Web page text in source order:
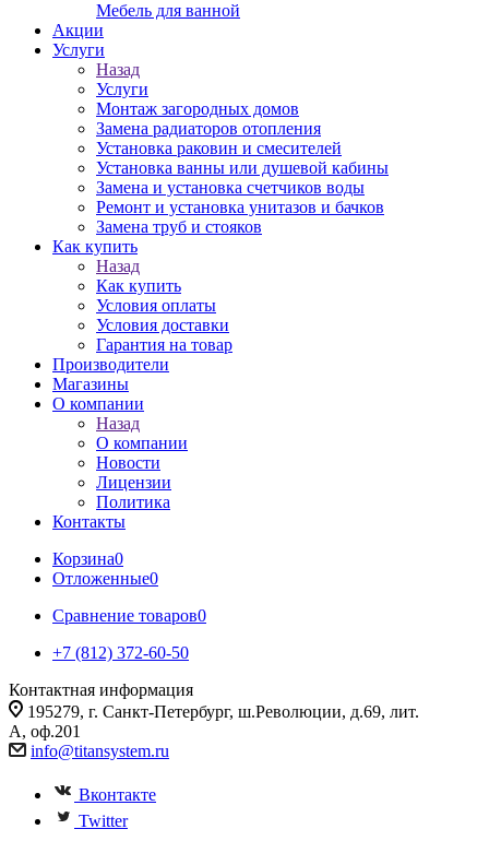
Мебель для ванной
Акции
Услуги
Назад
Услуги
Монтаж загородных домов
Замена радиаторов отопления
Установка раковин и смесителей
Установка ванны или душевой кабины
Замена и установка счетчиков воды
Ремонт и установка унитазов и бачков
Замена труб и стояков
Как купить
Назад
Как купить
Условия оплаты
Условия доставки
Гарантия на товар
Производители
Магазины
О компании
Назад
О компании
Новости
Лицензии
Политика
Контакты
Корзина0
Отложенные0
Сравнение товаров0
+7 (812) 372-60-50
Контактная информация
195279, г. Санкт-Петербург, ш.Революции, д.69, лит.
А, оф.201
info@titansystem.ru
Вконтакте
Twitter